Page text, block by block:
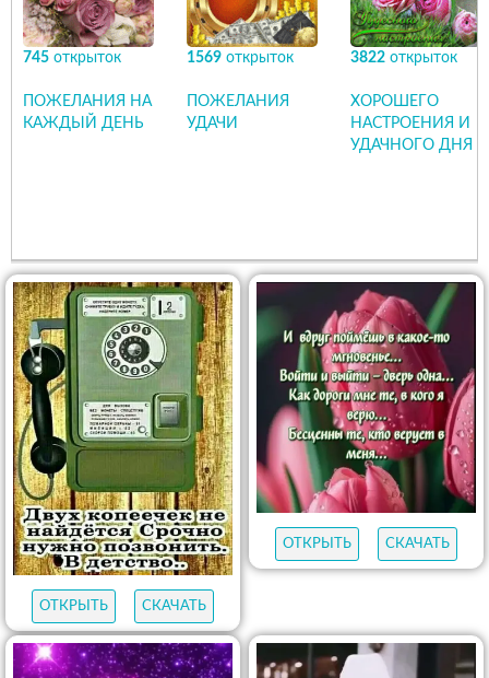
745 открыток
ПОЖЕЛАНИЯ НА
КАЖДЫЙ ДЕНЬ
1569 открыток
ПОЖЕЛАНИЯ
УДАЧИ
3822 открыток
ХОРОШЕГО
НАСТРОЕНИЯ И
УДАЧНОГО ДНЯ
ОТКРЫТЬ СКАЧАТЬ
ОТКРЫТЬ СКАЧАТЬ